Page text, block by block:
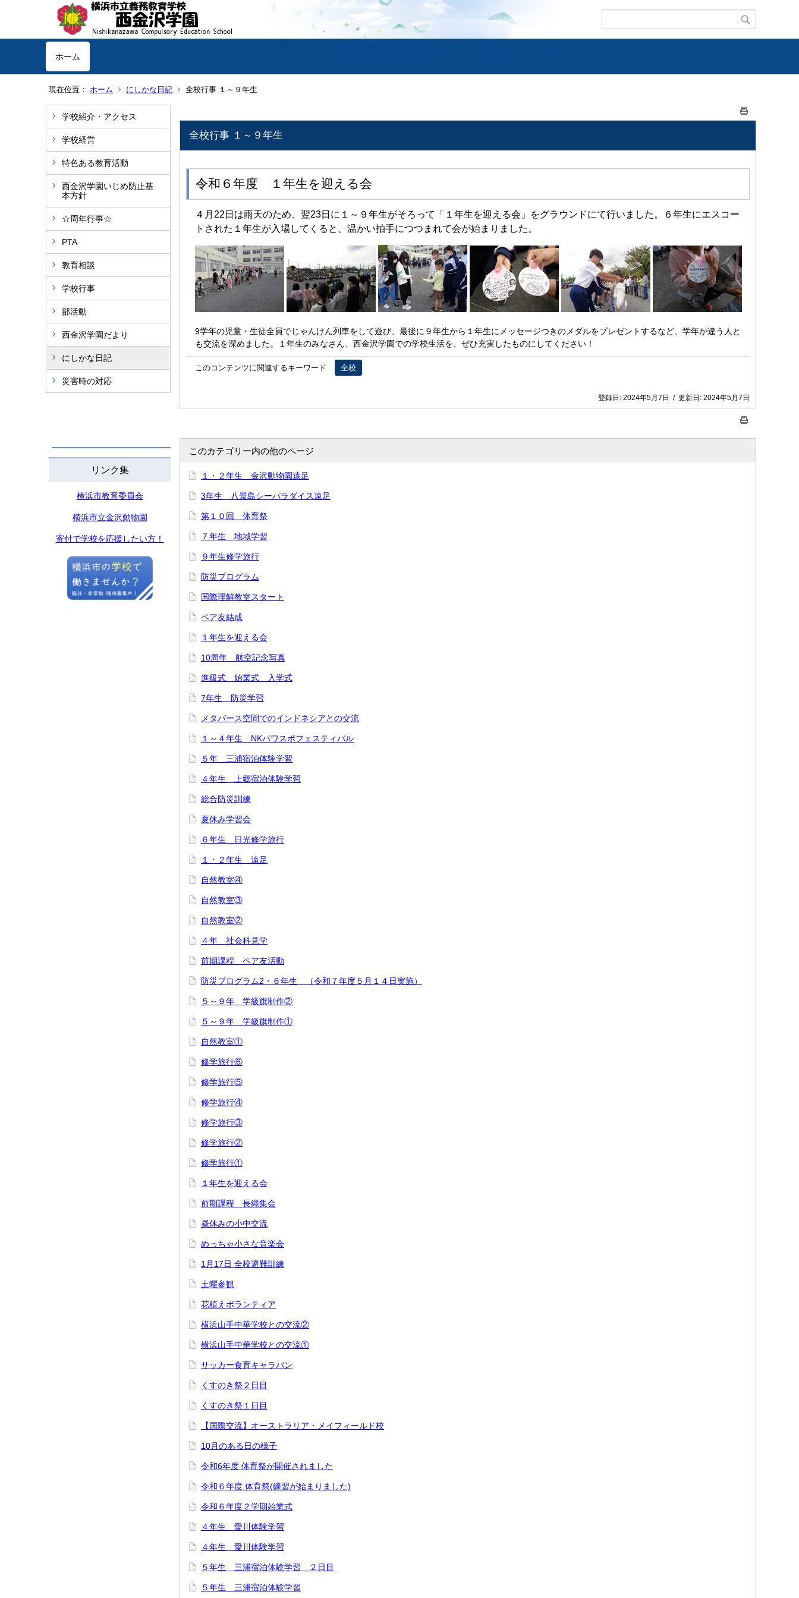
ホーム
現在位置： ホーム にしかな日記 全校行事 １～９年生
学校紹介・アクセス
学校経営
特色ある教育活動
西金沢学園いじめ防止基
本方針
☆周年行事☆
PTA
教育相談
学校行事
部活動
西金沢学園だより
にしかな日記
災害時の対応
リンク集
横浜市教育委員会
横浜市立金沢動物園
寄付で学校を応援したい方！
全校行事 １～９年生
令和６年度 １年生を迎える会
４月 22 日は雨天のため、翌23日に１～９年生がそろって「１年生を迎える会」をグラウンドにて行いました。６年生にエスコー
トされた１年生が入場してくると、温かい拍手につつまれて会が始まりました。
9学年の児童・生徒全員でじゃんけん列車をして遊び、最後に９年生から１年生にメッセージつきのメダルをプレゼントするなど、学年が違う人と
も交流を深めました。１年生のみなさん、西金沢学園での学校生活を、ぜひ充実したものにしてください！
このコンテンツに関連するキーワード 全校
登録日: 2024年5月7日 / 更新日: 2024年5月7日
このカテゴリー内の他のページ
１・２年生 金沢動物園遠足
3年生 八景島シーパラダイス遠足
第１０回 体育祭
７年生 地域学習
９年生修学旅行
防災プログラム
国際理解教室スタート
ペア友結成
１年生を迎える会
10周年 航空記念写真
進級式 始業式 入学式
7年生 防災学習
メタバース空間でのインドネシアとの交流
１～４年生 NKパワスポフェスティバル
５年 三浦宿泊体験学習
４年生 上郷宿泊体験学習
総合防災訓練
夏休み学習会
６年生 日光修学旅行
１・２年生 遠足
自然教室④
自然教室③
自然教室②
４年 社会科見学
前期課程 ペア友活動
防災プログラム2・６年生 （令和７年度５月１４日実施）
５～９年 学級旗制作②
５～９年 学級旗制作①
自然教室①
修学旅行⑥
修学旅行⑤
修学旅行④
修学旅行③
修学旅行②
修学旅行①
１年生を迎える会
前期課程 長縄集会
昼休みの小中交流
めっちゃ小さな音楽会
1月17日 全校避難訓練
土曜参観
花植えボランティア
横浜山手中華学校との交流②
横浜山手中華学校との交流①
サッカー食育キャラバン
くすのき祭２日目
くすのき祭１日目
【国際交流】オーストラリア・メイフィールド校
10月のある日の様子
令和6年度 体育祭が開催されました
令和６年度 体育祭(練習が始まりました)
令和６年度２学期始業式
４年生 愛川体験学習
４年生 愛川体験学習
５年生 三浦宿泊体験学習 ２日目
５年生 三浦宿泊体験学習